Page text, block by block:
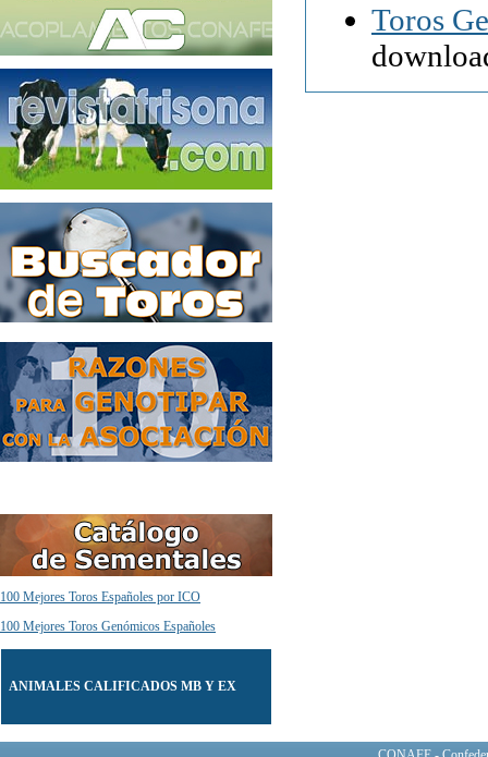
Toros
100 Mejores Toros Españoles por ICO
100 Mejores Toros Genómicos Españoles
ANIMALES CALIFICADOS MB Y EX